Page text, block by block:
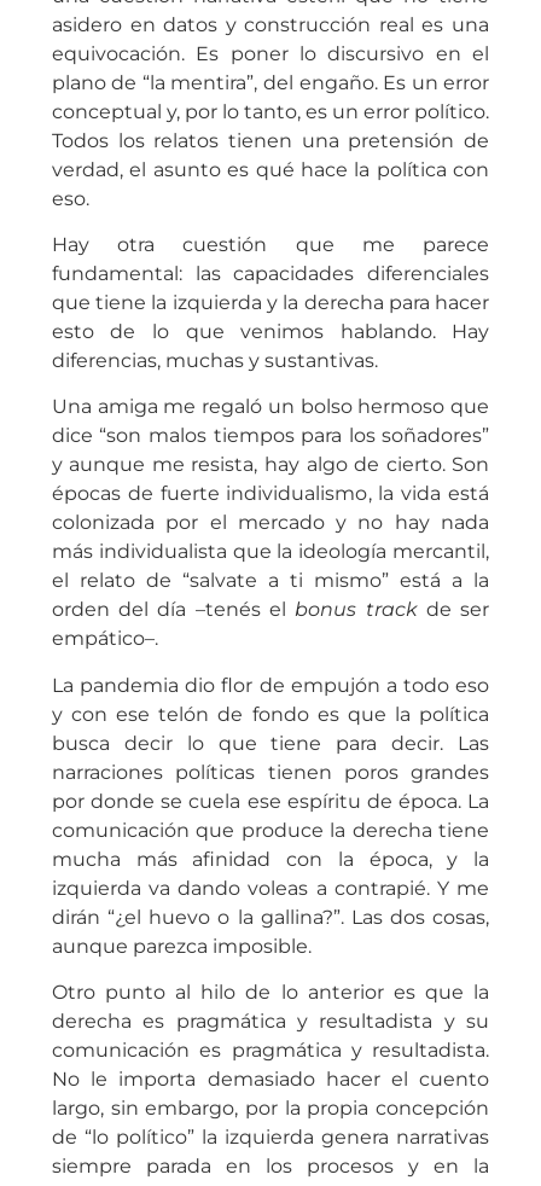
asidero en datos y construcción real es una
equivocación. Es poner lo discursivo en el
plano de “la mentira”, del engaño. Es un error
conceptual y, por lo tanto, es un error político.
Todos los relatos tienen una pretensión de
verdad, el asunto es qué hace la política con
eso.
Hay otra cuestión que me parece
fundamental: las capacidades diferenciales
que tiene la izquierda y la derecha para hacer
esto de lo que venimos hablando. Hay
diferencias, muchas y sustantivas.
Una amiga me regaló un bolso hermoso que
dice “son malos tiempos para los soñadores”
y aunque me resista, hay algo de cierto. Son
épocas de fuerte individualismo, la vida está
colonizada por el mercado y no hay nada
más individualista que la ideología mercantil,
el relato de “salvate a ti mismo” está a la
orden del día –tenés el
bonus trackde ser
empático–.
La pandemia dio flor de empujón a todo eso
y con ese telón de fondo es que la política
busca decir lo que tiene para decir. Las
narraciones políticas tienen poros grandes
por donde se cuela ese espíritu de época. La
comunicación que produce la derecha tiene
mucha más afinidad con la época, y la
izquierda va dando voleas a contrapié. Y me
dirán “¿el huevo o la gallina?”. Las dos cosas,
aunque parezca imposible.
Otro punto al hilo de lo anterior es que la
derecha es pragmática y resultadista y su
comunicación es pragmática y resultadista.
No le importa demasiado hacer el cuento
largo, sin embargo, por la propia concepción
de “lo político” la izquierda genera narrativas
siempre parada en los procesos y en la